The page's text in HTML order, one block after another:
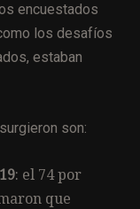
encuestados
los desafíos
estaban
son:
: el 74 por
que